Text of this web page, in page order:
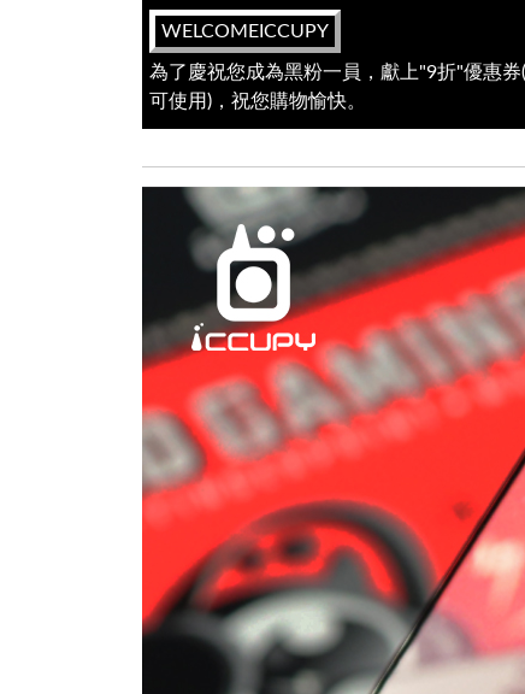
WELCOMEICCUPY
為了慶祝您成為黑粉一員，獻上"9折"優惠
可使用)，祝您購物愉快。